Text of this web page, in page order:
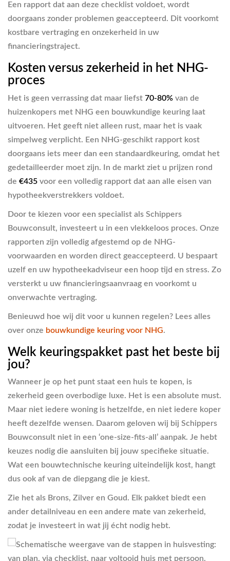
Een rapport dat aan deze checklist voldoet, wordt
doorgaans zonder problemen geaccepteerd. Dit voorkomt
kostbare vertraging en onzekerheid in uw
financieringstraject.
Kosten versus zekerheid in het NHG-
proces
Het is geen verrassing dat maar liefst 70-80% van de
huizenkopers met NHG een bouwkundige keuring laat
uitvoeren. Het geeft niet alleen rust, maar het is vaak
simpelweg verplicht. Een NHG-geschikt rapport kost
doorgaans iets meer dan een standaardkeuring, omdat het
gedetailleerder moet zijn. In de markt ziet u prijzen rond
de €435 voor een volledig rapport dat aan alle eisen van
hypotheekverstrekkers voldoet.
Door te kiezen voor een specialist als Schippers
Bouwconsult, investeert u in een vlekkeloos proces. Onze
rapporten zijn volledig afgestemd op de NHG-
voorwaarden en worden direct geaccepteerd. U bespaart
uzelf en uw hypotheekadviseur een hoop tijd en stress. Zo
versterkt u uw financieringsaanvraag en voorkomt u
onverwachte vertraging.
Benieuwd hoe wij dit voor u kunnen regelen? Lees alles
over onze bouwkundige keuring voor NHG.
Welk keuringspakket past het beste bij
jou?
Wanneer je op het punt staat een huis te kopen, is
zekerheid geen overbodige luxe. Het is een absolute must.
Maar niet iedere woning is hetzelfde, en niet iedere koper
heeft dezelfde wensen. Daarom geloven wij bij Schippers
Bouwconsult niet in een ‘one-size-fits-all’ aanpak. Je hebt
keuzes nodig die aansluiten bij jouw specifieke situatie.
Wat een bouwtechnische keuring uiteindelijk kost, hangt
dus ook af van de diepgang die je kiest.
Zie het als Brons, Zilver en Goud. Elk pakket biedt een
ander detailniveau en een andere mate van zekerheid,
zodat je investeert in wat jij écht nodig hebt.